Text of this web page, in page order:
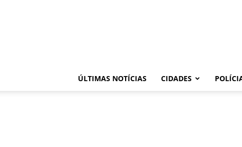
ÚLTIMAS NOTÍCIAS CIDADES